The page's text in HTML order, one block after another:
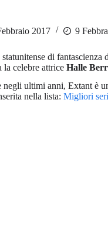
2017 9
di fantascienza
la celebre attrice Halle
negli ultimi anni, Extant è
nella lista: Migliori